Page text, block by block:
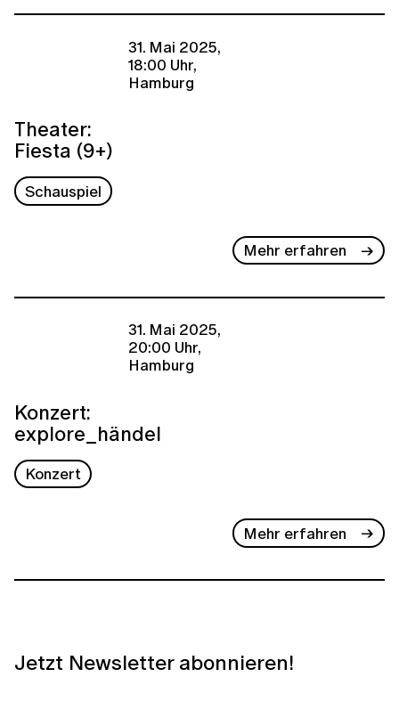
31. Mai 2025,
18:00 Uhr,
Hamburg
Theater:
Fiesta (9+)
Schauspiel
Mehr erfahren
31. Mai 2025,
20:00 Uhr,
Hamburg
Konzert:
explore_händel
Konzert
Mehr erfahren
Jetzt Newsletter abonnieren!